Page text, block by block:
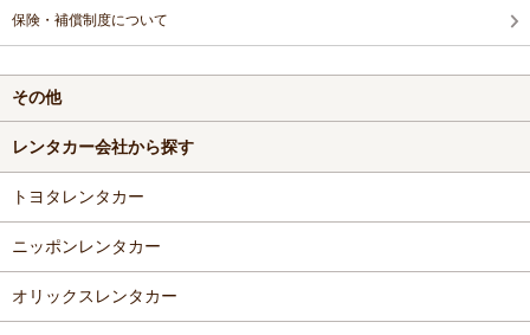
保険・補償制度について
その他
レンタカー会社から探す
トヨタレンタカー
ニッポンレンタカー
オリックスレンタカー